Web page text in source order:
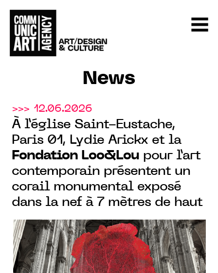
News
>>> 12.06.2026
À l’église Saint-Eustache,
Paris 01, Lydie Arickx et la
Fondation Loo&Lou pour l’art
contemporain présentent un
corail monumental exposé
dans la nef à 7 mètres de haut